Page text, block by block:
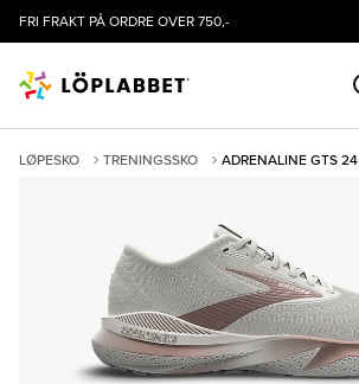
FRI FRAKT PÅ ORDRE OVER 750,-
LØPESKO TRENINGSSKO ADRENALINE GTS 24